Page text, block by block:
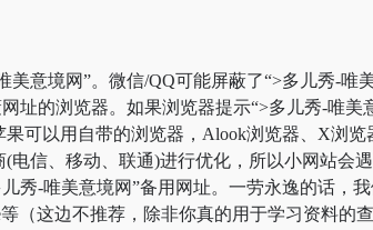
美意境网”。微信/QQ可能屏蔽了“>多儿秀-
址的浏览器。如果浏览器提示“>多儿秀-唯
可以用自带的浏览器，Alook浏览器、X浏
电信、移动、联通)进行优化，所以小网站会
秀-唯美意境网”备用网址。一劳永逸的话
（这边不推荐，除非你真的用于学习资料的